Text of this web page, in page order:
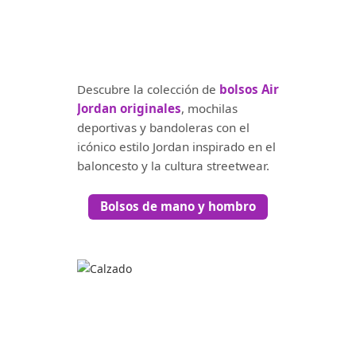
Descubre la colección de bolsos Air
Jordan originales, mochilas
deportivas y bandoleras con el
icónico estilo Jordan inspirado en el
baloncesto y la cultura streetwear.
Bolsos de mano y hombro